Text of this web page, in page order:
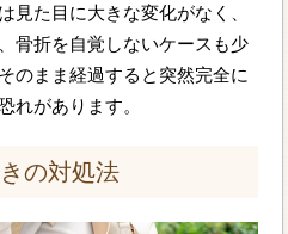
見た目に大きな変化がなく、
骨折を自覚しないケースも少
のまま経過すると突然完全に
れがあります。
の対処法